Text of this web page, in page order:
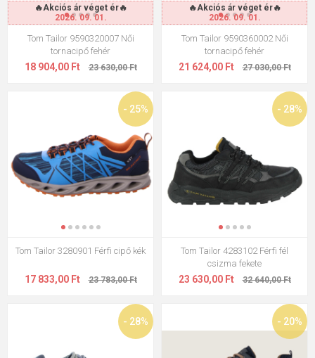
🔥Akciós ár véget ér🔥
2026. 09. 01.
Tom Tailor 9590320007 Női
tornacipő fehér
18 904,00 Ft 23 630,00 Ft
🔥Akciós ár véget ér🔥
2026. 09. 01.
Tom Tailor 9590360002 Női
tornacipő fehér
21 624,00 Ft 27 030,00 Ft
- 25%
Tom Tailor 3280901 Férfi cipő kék
17 833,00 Ft 23 783,00 Ft
- 28%
Tom Tailor 4283102 Férfi fél
csizma fekete
23 630,00 Ft 32 640,00 Ft
- 28% - 20%